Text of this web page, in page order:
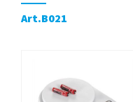
Art.B021